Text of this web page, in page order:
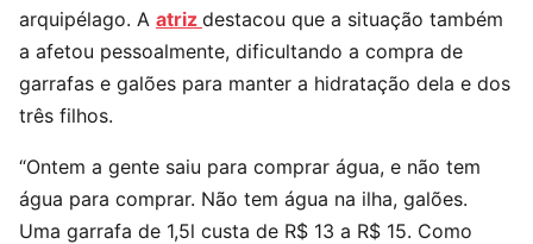
arquipélago. A atriz destacou que a situação também
a afetou pessoalmente, dificultando a compra de
garrafas e galões para manter a hidratação dela e dos
três filhos.
“Ontem a gente saiu para comprar água, e não tem
água para comprar. Não tem água na ilha, galões.
Uma garrafa de 1,5l custa de R$ 13 a R$ 15. Como